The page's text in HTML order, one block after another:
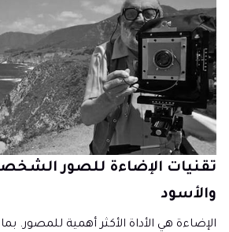
تقنيات الإضاءة للصور
والأسود
الإضاءة هي الأداة الأكثر أهمية للمصور.